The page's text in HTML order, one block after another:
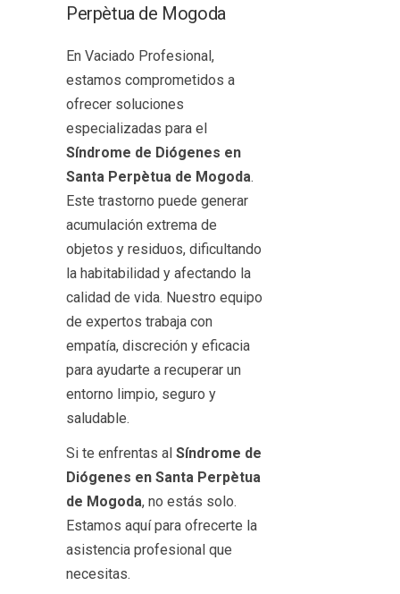
Perpètua de Mogoda
En Vaciado Profesional,
estamos comprometidos a
ofrecer soluciones
especializadas para el
Síndrome de Diógenes en
Santa Perpètua de Mogoda.
Este trastorno puede generar
acumulación extrema de
objetos y residuos, dificultando
la habitabilidad y afectando la
calidad de vida. Nuestro equipo
de expertos trabaja con
empatía, discreción y eficacia
para ayudarte a recuperar un
entorno limpio, seguro y
saludable.
Si te enfrentas al Síndrome de
Diógenes en Santa Perpètua
de Mogoda, no estás solo.
Estamos aquí para ofrecerte la
asistencia profesional que
necesitas.